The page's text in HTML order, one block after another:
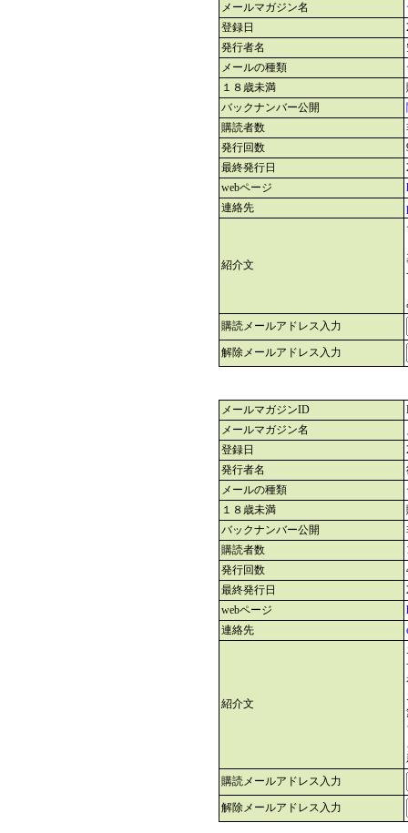
メールマガジン名
登録日
発行者名
メールの種類
１８歳未満
バックナンバー公開
購読者数
発行回数
最終発行日
webページ
連絡先
紹介文
購読メールアドレス入力
解除メールアドレス入力
メールマガジンID
メールマガジン名
登録日
発行者名
メールの種類
１８歳未満
バックナンバー公開
購読者数
発行回数
最終発行日
webページ
連絡先
紹介文
購読メールアドレス入力
解除メールアドレス入力